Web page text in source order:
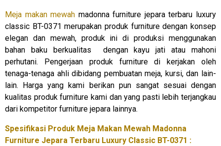
Meja makan mewah madonna furniture jepara terbaru luxury
classic BT-0371 merupakan produk furniture dengan konsep
elegan dan mewah, produk ini di produksi menggunakan
bahan baku berkualitas dengan kayu jati atau mahoni
perhutani. Pengerjaan produk furniture di kerjakan oleh
tenaga-tenaga ahli dibidang pembuatan meja, kursi, dan lain-
lain. Harga yang kami berikan pun sangat sesuai dengan
kualitas produk furniture kami dan yang pasti lebih terjangkau
dari kompetitor furniture jepara lainnya.
Spesifikasi Produk Meja Makan Mewah Madonna
Furniture Jepara Terbaru Luxury Classic BT-0371 :